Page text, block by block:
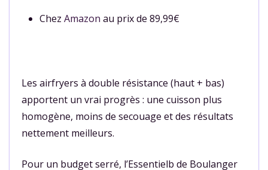
Chez Amazon au prix de 89,99€
Les airfryers à double résistance (haut + bas)
apportent un vrai progrès : une cuisson plus
homogène, moins de secouage et des résultats
nettement meilleurs.
Pour un budget serré, l’Essentielb de Boulanger